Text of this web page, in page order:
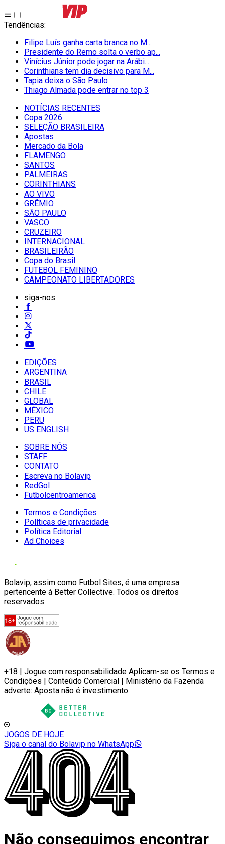
Tendências:
Filipe Luís ganha carta branca no M...
Presidente do Remo solta o verbo ap...
Vinícius Júnior pode jogar na Arábi...
Corinthians tem dia decisivo para M...
Tapia deixa o São Paulo
Thiago Almada pode entrar no top 3
NOTÍCIAS RECENTES
Copa 2026
SELEÇÃO BRASILEIRA
Apostas
Mercado da Bola
FLAMENGO
SANTOS
PALMEIRAS
CORINTHIANS
AO VIVO
GRÊMIO
SĀO PAULO
VASCO
CRUZEIRO
INTERNACIONAL
BRASILEIRÃO
Copa do Brasil
FUTEBOL FEMININO
CAMPEONATO LIBERTADORES
siga-nos
EDIÇÕES
ARGENTINA
BRASIL
CHILE
GLOBAL
MÉXICO
PERU
US ENGLISH
SOBRE NÓS
STAFF
CONTATO
Escreva no Bolavip
RedGol
Futbolcentroamerica
Termos e Condições
Políticas de privacidade
Política Editorial
Ad Choices
Bolavip, assim como Futbol Sites, é uma empresa
pertencente à Better Collective. Todos os direitos
reservados.
+18 | Jogue com responsabilidade Aplicam-se os Termos e
Condições | Conteúdo Comercial | Ministério da Fazenda
adverte: Aposta não é investimento.
JOGOS DE HOJE
Siga o canal do Bolavip no WhatsApp
Não conseguimos encontrar